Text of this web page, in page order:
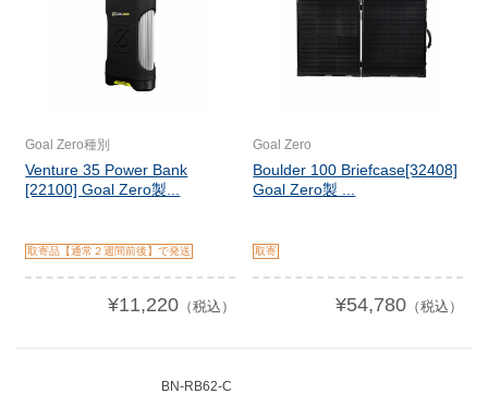
Goal Zero種別
Venture 35 Power Bank
[22100] Goal Zero製...
取寄品【通常２週間前後】で発送
¥11,220（税込）
Goal Zero
Boulder 100 Briefcase[32408]
Goal Zero製 ...
取寄
¥54,780（税込）
BN-RB62-C